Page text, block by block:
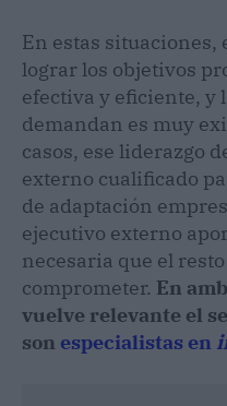
En estas situaciones,
lograr los objetivos
efectiva y eficiente, y
demandan es muy
casos, ese liderazgo
externo cualificado
de adaptación
ejecutivo externo
necesaria que el
comprometer. En
vuelve relevante el
son especialistas en